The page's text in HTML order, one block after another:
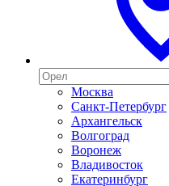
Москва
Санкт-Петербург
Архангельск
Волгоград
Воронеж
Владивосток
Екатеринбург